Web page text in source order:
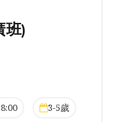
班)
3-5歲